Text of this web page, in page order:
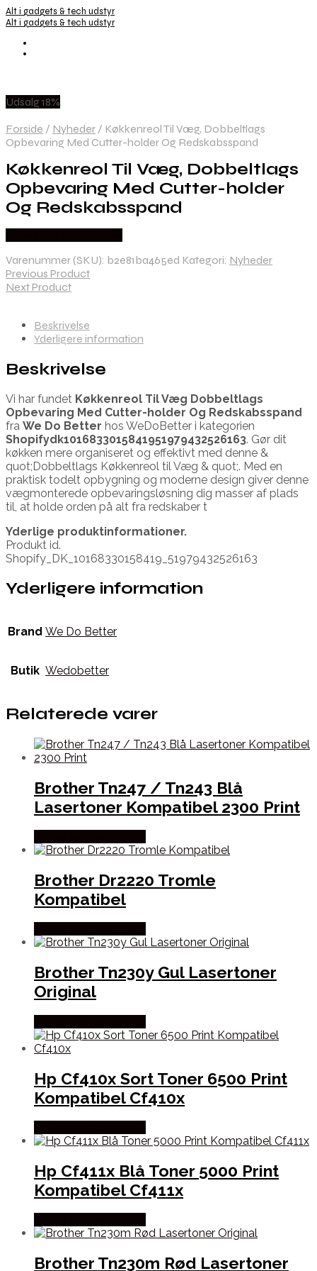
Alt i gadgets & tech udstyr
Alt i gadgets & tech udstyr
Udsalg 18%
Forside / Nyheder / Køkkenreol Til Væg, Dobbeltlags
Opbevaring Med Cutter-holder Og Redskabsspand
Køkkenreol Til Væg, Dobbeltlags
Opbevaring Med Cutter-holder
Og Redskabsspand
Varenummer (SKU): b2e81ba465ed Kategori: Nyheder
Previous Product
Next Product
Beskrivelse
Yderligere information
Beskrivelse
Vi har fundet Køkkenreol Til Væg Dobbeltlags
Opbevaring Med Cutter-holder Og Redskabsspand
fra We Do Better hos WeDoBetter i kategorien
Shopifydk1016833015841951979432526163. Gør dit
køkken mere organiseret og effektivt med denne &
quot;Dobbeltlags Køkkenreol til Væg & quot;. Med en
praktisk todelt opbygning og moderne design giver denne
vægmonterede opbevaringsløsning dig masser af plads
til, at holde orden på alt fra redskaber t
Yderlige produktinformationer.
Produkt id.
Shopify_DK_10168330158419_51979432526163
Yderligere information
Brand We Do Better
Butik Wedobetter
Relaterede varer
Brother Tn247 / Tn243 Blå
Lasertoner Kompatibel 2300 Print
Brother Dr2220 Tromle
Kompatibel
Brother Tn230y Gul Lasertoner
Original
Hp Cf410x Sort Toner 6500 Print
Kompatibel Cf410x
Hp Cf411x Blå Toner 5000 Print
Kompatibel Cf411x
Brother Tn230m Rød Lasertoner